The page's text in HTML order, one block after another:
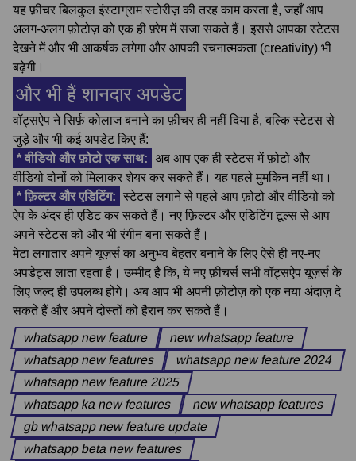
यह फ़ीचर बिलकुल इंस्टाग्राम स्टोरीज़ की तरह काम करता है, जहाँ आप
अलग-अलग फ़ोटोज़ को एक ही फ़्रेम में सजा सकते हैं। इससे आपका स्टेटस
देखने में और भी आकर्षक लगेगा और आपकी रचनात्मकता (creativity) भी
बढ़ेगी।
और भी हैं शानदार अपडेट
वॉट्सऐप ने सिर्फ़ कोलाज बनाने का फ़ीचर ही नहीं दिया है, बल्कि स्टेटस से
जुड़े और भी कई अपडेट किए हैं:
* वीडियो और फ़ोटो एक साथ: अब आप एक ही स्टेटस में फ़ोटो और
वीडियो दोनों को मिलाकर शेयर कर सकते हैं। यह पहले मुमकिन नहीं था।
* फ़िल्टर और एडिटिंग: स्टेटस लगाने से पहले आप फ़ोटो और वीडियो को
ऐप के अंदर ही एडिट कर सकते हैं। नए फ़िल्टर और एडिटिंग टूल्स से आप
अपने स्टेटस को और भी रंगीन बना सकते हैं।
मेटा लगातार अपने यूज़र्स का अनुभव बेहतर बनाने के लिए ऐसे ही नए-नए
अपडेट्स लाता रहता है। उम्मीद है कि, ये नए फ़ीचर्स सभी वॉट्सऐप यूज़र्स के
लिए जल्द ही उपलब्ध होंगे। अब आप भी अपनी फ़ोटोज़ को एक नया अंदाज़ दे
सकते हैं और अपने दोस्तों को हैरान कर सकते हैं।
whatsapp new feature
new whatsapp feature
whatsapp new features
whatsapp new feature 2024
whatsapp new feature 2025
whatsapp ka new features
new whatsapp features
gb whatsapp new feature update
whatsapp beta new features